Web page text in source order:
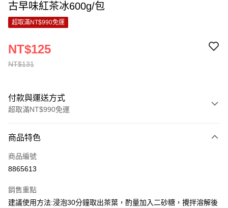
古早味紅茶冰600g/包
超取滿NT$990免運
NT$131
NT$125
付款與運送方式
超取滿NT$990免運
信用卡一次付款
超商取貨付款
Apple Pay
商品特色
商品編號
8865613
銷售重點
建議使用方法:浸泡30分鐘取出茶葉，酌量加入二砂糖，攪拌溶解後